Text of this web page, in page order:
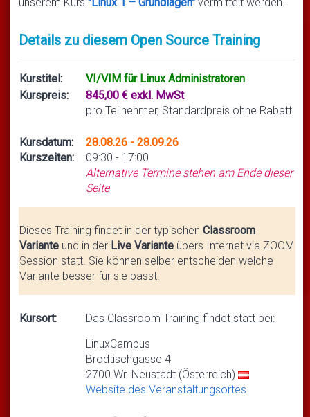
Details zu diesem Open Source Training
Kurstitel:
VI/VIM für Linux Administratoren
Kurspreis:
845,00 € exkl. MwSt
pro Teilnehmer, Standardpreis ohne Rabatt
Kursdatum:
Kurszeiten:
28.08.26 - 28.09.26
09:30 - 17:00
Alternative Termine stehen am Ende dieser
Seite
Dieses Training findet in der typischen Classroom
Variante und in der Live Variante übers Internet via ZOOM
Session statt. Sie können selber entscheiden welche
Variante besser für sie passt.
Kursort:
Das Classroom Training findet statt bei:
LinuxCampus
Brodtischgasse 4
2700 Wr. Neustadt (Österreich)
Website des Veranstaltungsortes